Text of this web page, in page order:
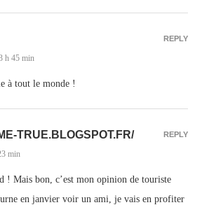
h 45 min
à tout le monde !
REPLY
TRUE.BLOGSPOT.FR/
min
! Mais bon, c’est mon opinion de touriste
en janvier voir un ami, je vais en profiter
REPLY